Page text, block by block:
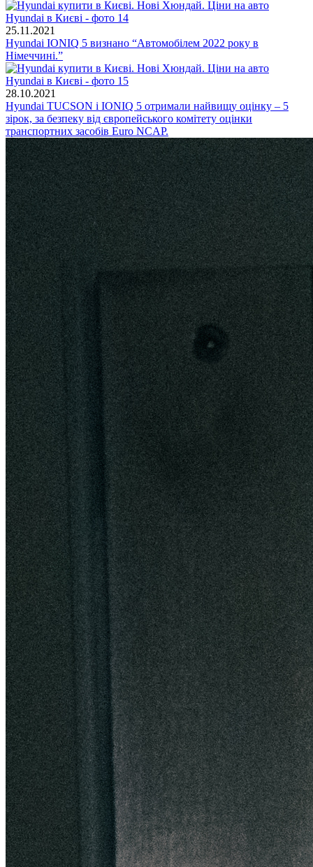
25.11.2021
Hyundai IONIQ 5 визнано “Автомобілем 2022 року в
Німеччині.”
28.10.2021
Hyundai TUCSON і IONIQ 5 отримали найвищу оцінку – 5
зірок, за безпеку від європейського комітету оцінки
транспортних засобів Euro NCAP.